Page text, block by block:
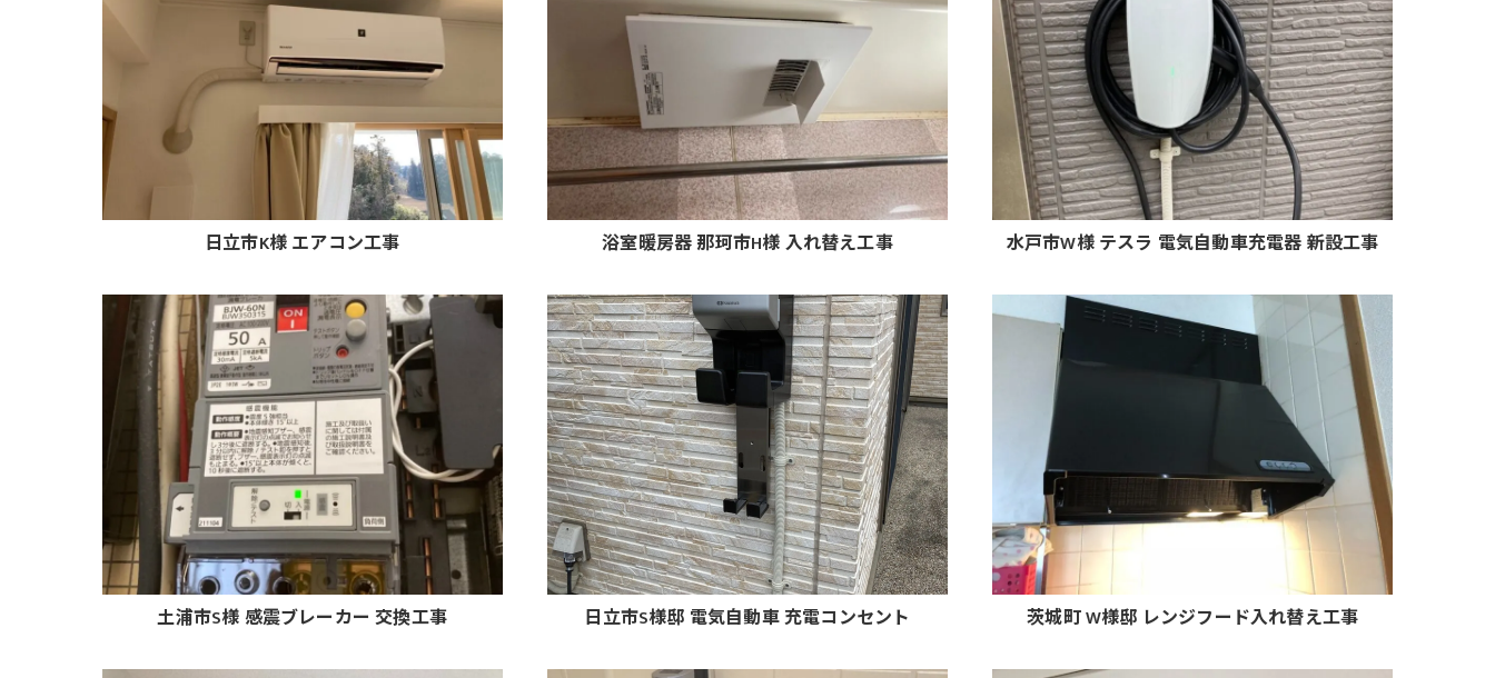
日立市K様 エアコン工事 浴室暖房器 那珂市H様 入れ替え工事 水戸市W様 テスラ 電気自動車充電器 新設工事
土浦市S様 感震ブレーカー 交換工事 日立市S様邸 電気自動車 充電コンセント 茨城町 W様邸 レンジフード入れ替え工事